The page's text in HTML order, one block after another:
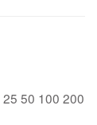
25 50 100 200